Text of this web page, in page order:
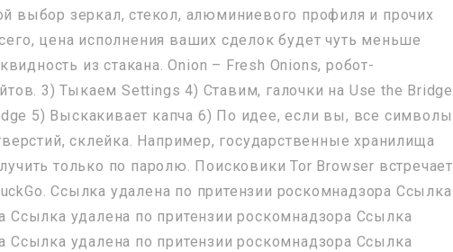
выбор зеркал, стекол, алюминиевого профиля и прочих
цена исполнения ваших сделок будет чуть меньше
из стакана. Onion – Fresh Onions, робот-
3) Тыкаем Settings 4) Ставим, галочки на Use the Bridge
5) Выскакивает капча 6) По идее, если вы, все символы
склейка. Например, государственные хранилища
только по паролю. Поисковики Tor Browser встречает
Ссылка удалена по притензии роскомнадзора Ссылка
Ссылка удалена по притензии роскомнадзора Ссылка
Ссылка удалена по притензии роскомнадзора Ссылка